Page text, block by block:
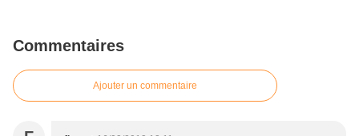
Commentaires
Ajouter un commentaire